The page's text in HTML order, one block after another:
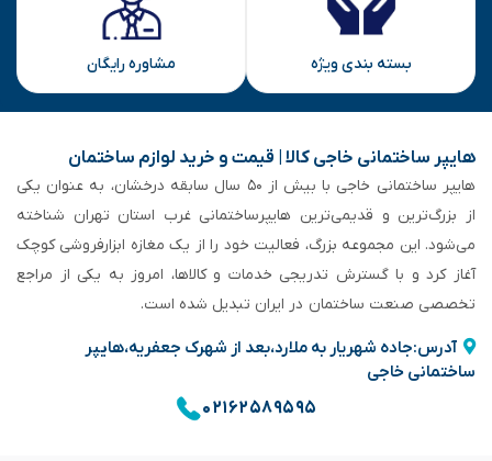
بسته بندی ویژه مشاوره رایگان
هایپر ساختمانی خاجی‌ کالا | قیمت و خرید لوازم ساختمان
هایپر ساختمانی خاجی‌ با بیش از ۵۰ سال سابقه‌ درخشان، به عنوان یکی
از بزرگ‌ترین و قدیمی‌ترین هایپرساختمانی‌ غرب استان تهران شناخته
می‌شود. این مجموعه بزرگ، فعالیت خود را از یک مغازه ابزارفروشی کوچک
آغاز کرد و با گسترش تدریجی خدمات و کالاها، امروز به یکی از مراجع
تخصصی صنعت ساختمان در ایران تبدیل شده است.
آدرس:جاده شهریار به ملارد،بعد از شهرک جعفریه،هایپر
ساختمانی خاجی
۰۲۱۶۲۵۸۹۵۹۵